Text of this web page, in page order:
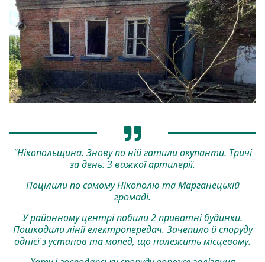
"Нікопольщина. Знову по ній гатили окупанти. Тричі
за день. З важкої артилерії.
Поцілили по самому Нікополю та Марганецькій
громаді.
У районному центрі побили 2 приватні будинки.
Пошкодили лінії електропередач. Зачепило й споруду
однієї з установ та мопед, що належить місцевому.